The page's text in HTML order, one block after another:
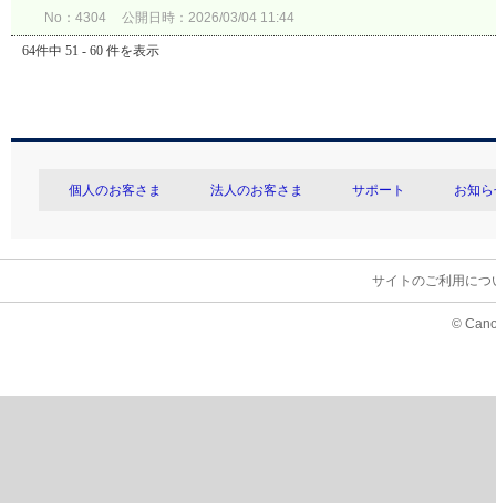
No：4304 公開日時：2026/03/04 11:44
64件中 51 - 60 件を表示
個人のお客さま 法人のお客さま サポート お知
サイトのご利用につ
©